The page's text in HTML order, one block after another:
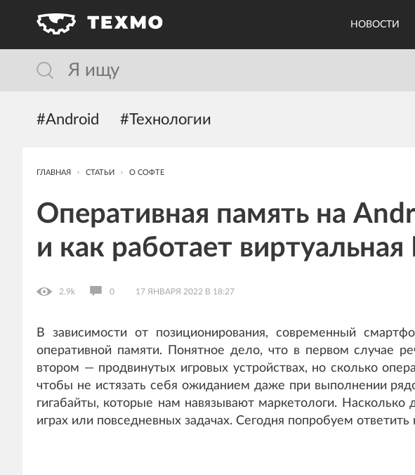
НОВОСТИ
#Android #Технологии
ГЛАВНАЯ СТАТЬИ О СОФТЕ
Оперативная память на
и как работает виртуальная
2.9k 0 17 ЯНВАРЯ 2022 В 18:27
В зависимости от позиционирования, современный
оперативной памяти. Понятное дело, что в первом случае
втором — продвинутых игровых устройствах, но сколько
чтобы не истязать себя ожиданием даже при выполнении
гигабайты, которые нам навязывают маркетологи. Насколько
играх или повседневных задачах. Сегодня попробуем ответить